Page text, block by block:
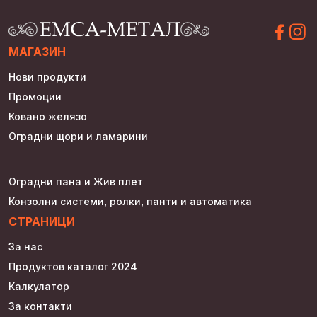
МАГАЗИН
Нови продукти
Промоции
Ковано желязо
Оградни щори и ламарини
Оградни пана и Жив плет
Конзолни системи, ролки, панти и автоматика
СТРАНИЦИ
За нас
Продуктов каталог 2024
Калкулатор
За контакти